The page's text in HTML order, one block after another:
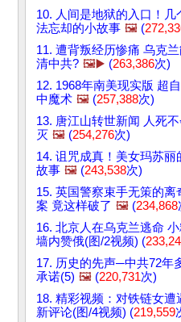
10. 人间是地狱的入口！几
法忘却的小故事 🖼️ (
11. 遭背叛经历惨痛 乌克
清中共? 🖼️▶️ (263,386次)
12. 1968年南美现实版 超
中魔术 🖼️ (257,388次)
13. 唐江山转世新闻 人死
灭 🖼️ (254,276次)
14. 诅咒成真！美女玛苏丽
故事 🖼️ (243,538次)
15. 英国警察束手无策的离
案 竟这样破了 🖼️ (234,868
16. 北京人在乌克兰逃命
墙内赞俄(图/2视频) (
17. 历史的先声─中共72年
承诺(5) 🖼️ (220,731次)
18. 精彩视频：对铁链女遭
新评论(图/4视频) (219,559